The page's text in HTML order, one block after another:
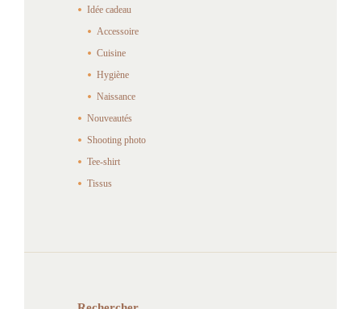
Idée cadeau
Accessoire
Cuisine
Hygiène
Naissance
Nouveautés
Shooting photo
Tee-shirt
Tissus